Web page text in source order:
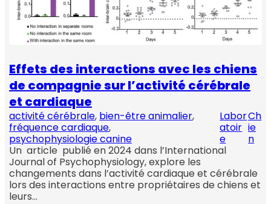
Effets des interactions avec les chiens
de compagnie sur l’activité cérébrale
et cardiaque
activité cérébrale, bien-être animalier,
fréquence cardiaque,
psychophysiologie canine
Labor
atoir
e
Ch
ie
n
Un article publié en 2024 dans l’International
Journal of Psychophysiology, explore les
changements dans l’activité cardiaque et cérébrale
lors des interactions entre propriétaires de chiens et
leurs…